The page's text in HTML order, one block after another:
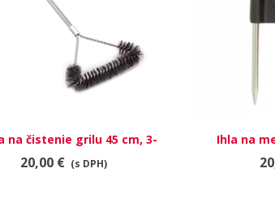
RÝCHLY NÁHĽAD
na čistenie grilu 45 cm, 3-
stranná
20,00 € (s DPH)
Ihla na